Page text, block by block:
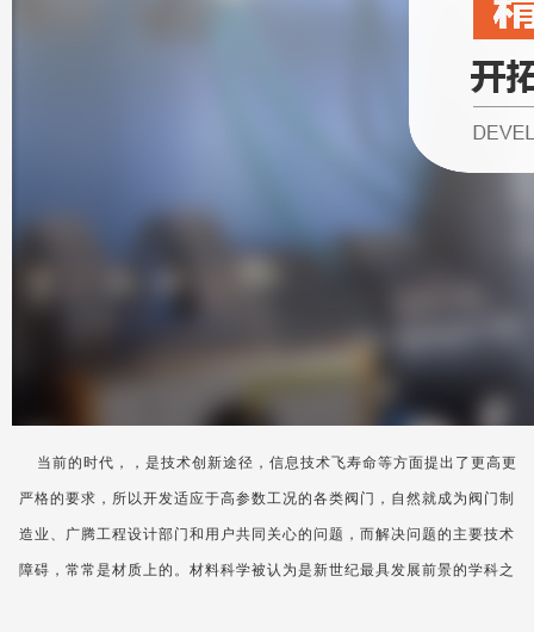
当前的时代，，是技术创新途径，信息技术飞寿命等方面提出了更高更
严格的要求，所以开发适应于高参数工况的各类阀门，自然就成为阀门制
造业、广腾工程设计部门和用户共同关心的问题，而解决问题的主要技术
障碍，常常是材质上的。材料科学被认为是新世纪最具发展前景的学科之